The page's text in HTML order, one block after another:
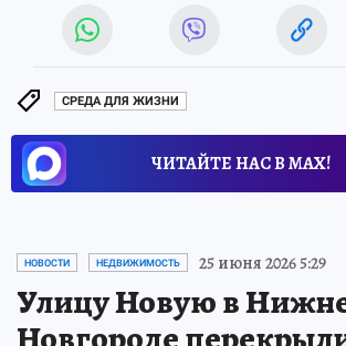
СРЕДА ДЛЯ ЖИЗНИ
ЧИТАЙТЕ НАС В МАХ!
НОВОСТИ НЕДВИЖИМОСТЬ 25 июня 2026 5:29
Улицу Новую в